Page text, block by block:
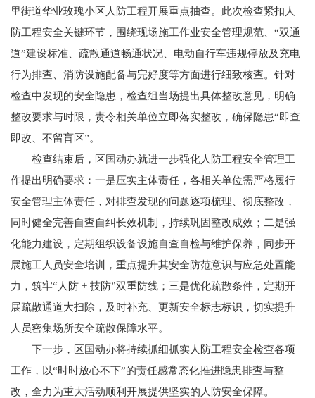
里街道华业玫瑰小区人防工程开展重点抽查。此次检查紧扣人
防工程安全关键环节，围绕现场施工作业安全管理规范、“双通
道”建设标准、疏散通道畅通状况、电动自行车违规停放及充电
行为排查、消防设施配备与完好度等方面进行细致核查。针对
检查中发现的安全隐患，检查组当场提出具体整改意见，明确
整改要求与时限，责令相关单位立即落实整改，确保隐患“即查
即改、不留盲区”。
检查结束后，区国动办就进一步强化人防工程安全管理工
作提出明确要求：一是压实主体责任，各相关单位需严格履行
安全管理主体责任，对排查发现的问题逐项梳理、彻底整改，
同时健全完善自查自纠长效机制，持续巩固整改成效；二是强
化能力建设，定期组织设备设施自查自检与维护保养，同步开
展施工人员安全培训，重点提升其安全防范意识与应急处置能
力，筑牢“人防 + 技防”双重防线；三是优化疏散条件，定期开
展疏散通道大扫除，及时补充、更新安全标志标识，切实提升
人员密集场所安全疏散保障水平。
下一步，区国动办将持续抓细抓实人防工程安全检查各项
工作，以“时时放心不下”的责任感常态化推进隐患排查与整
改，全力为重大活动顺利开展提供坚实的人防安全保障。